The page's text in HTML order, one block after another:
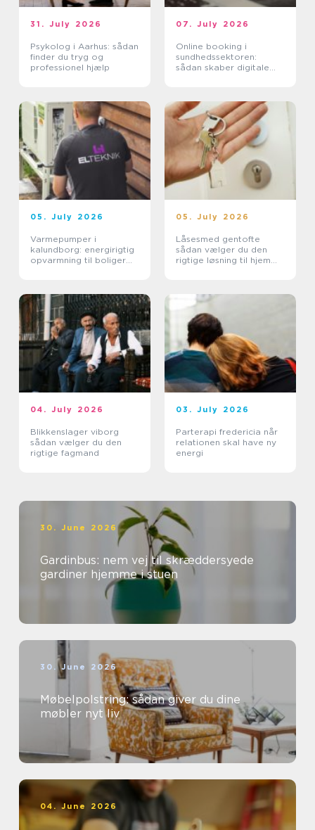
31. July 2026
Psykolog i Aarhus: sådan
finder du tryg og
professionel hjælp
07. July 2026
Online booking i
sundhedssektoren:
sådan skaber digitale
05. July 2026
Varmepumper i
kalundborg: energirigtig
opvarmning til boliger
05. July 2026
Låsesmed gentofte
sådan vælger du den
rigtige løsning til hjem
04. July 2026
Blikkenslager viborg
sådan vælger du den
rigtige fagmand
03. July 2026
Parterapi fredericia når
relationen skal have ny
energi
30. June 2026
Gardinbus: nem vej til skræddersyede
gardiner hjemme i stuen
30. June 2026
Møbelpolstring: sådan giver du dine
møbler nyt liv
04. June 2026